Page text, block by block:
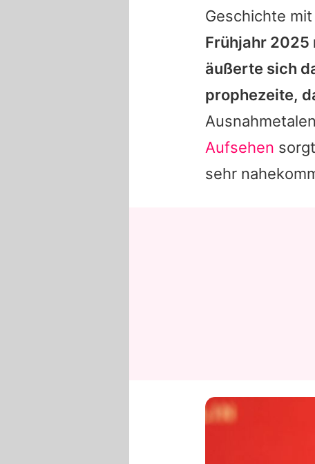
Geschichte
Frühjahr 2025
äußerte sich
prophezeite,
Aufsehen
sehr